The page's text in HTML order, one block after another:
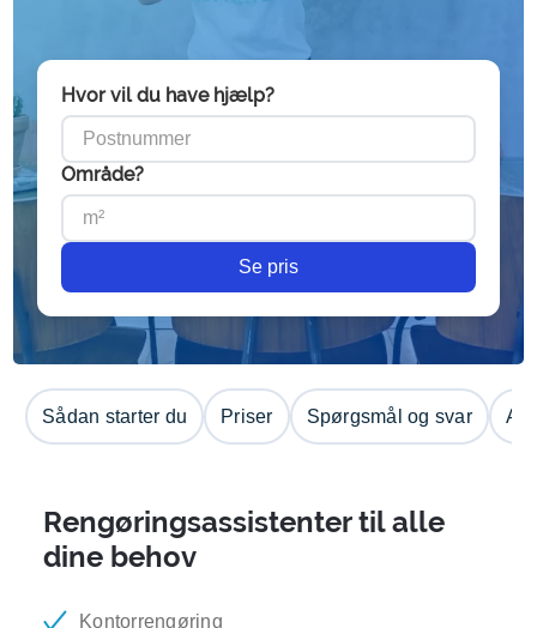
Hvor vil du have hjælp?
Område?
Se pris
Sådan starter du Priser Spørgsmål og svar
Rengøringsassistenter til alle
dine behov
Kontorrengøring